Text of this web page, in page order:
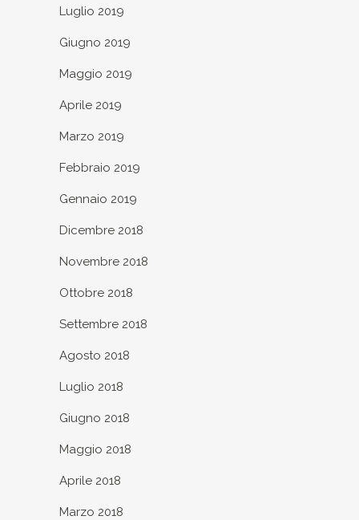
Luglio 2019
Giugno 2019
Maggio 2019
Aprile 2019
Marzo 2019
Febbraio 2019
Gennaio 2019
Dicembre 2018
Novembre 2018
Ottobre 2018
Settembre 2018
Agosto 2018
Luglio 2018
Giugno 2018
Maggio 2018
Aprile 2018
Marzo 2018